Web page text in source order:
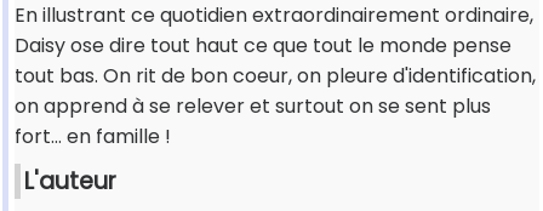
En illustrant ce quotidien extraordinairement ordinaire,
Daisy ose dire tout haut ce que tout le monde pense
tout bas. On rit de bon coeur, on pleure d'identification,
on apprend à se relever et surtout on se sent plus
fort… en famille !
L'auteur